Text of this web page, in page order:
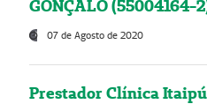
GONÇALO (55004164-
07 de Agosto de 2020
Prestador Clínica